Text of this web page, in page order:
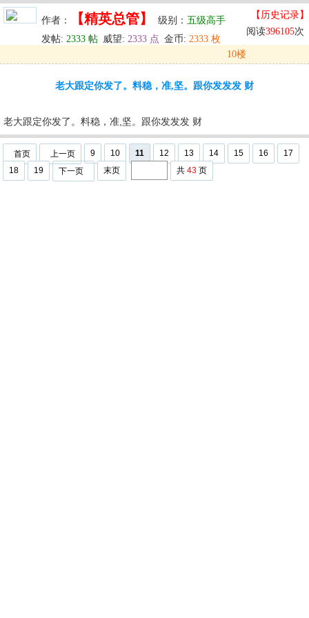
作者： 【精英总管】 级别： 五级高手
发帖: 2333 帖 威望: 2333 点 金币: 2333 枚
【历史记录】
阅读396105次
10楼
编辑 u
老大跟定你发了。料稳，准,坚。跟你发发发 财
老大跟定你发了。料稳，准,坚。跟你发发发 财
首页 上一页 9 10 11 12 13 14 15 16
17
18
19 下一页 末页 共 43 页